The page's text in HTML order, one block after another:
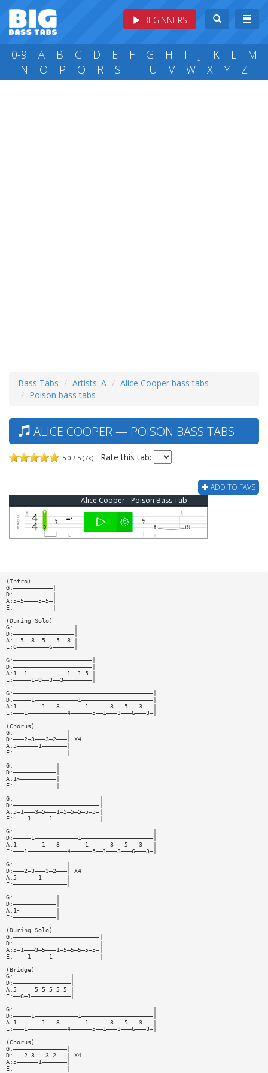
BEGINNERS
0-9 A B C D E F G H I J K L
M
N
O P Q R S T U V W X Y Z
Bass Tabs Artists: A
Alice Cooper bass tabs
Poison bass tabs
ALICE COOPER — POISON BASS TABS
5.0 / 5 (7x) Rate this tab:
ADD TO FAVS
Alice Cooper - Poison Bass Tab
(Intro)
G:———————————|
D:———————————|
A:5—5————5—5—|
E:———————————|
(During Solo)
G:—————————————————|
D:—————————————————|
A:——5——8——5———5——8—|
E:6—————————6——————|
G:——————————————————————|
D:——————————————————————|
A:1——1———————————1——1—5—|
E:—————1—0——3——3————————|
G:———————————————————————————————————————|
D:—————1————————————1————————————————————|
A:1———————1———3———————1——————3———5———3———|
E:———1———————————4——————5——1———3———6———3—|
(Chorus)
G:———————————————|
D:———2—3———3—2———| X4
A:5——————1———————|
E:———————————————|
G:————————————|
D:————————————|
A:1~——————————|
E:————————————|
G:————————————————————————|
D:————————————————————————|
A:5—1———3—5———1—5—5—5—5—5—|
E:————1—————1—————————————|
G:———————————————————————————————————————|
D:—————1————————————1————————————————————|
A:1———————1———3———————1——————3———5———3———|
E:———1———————————4——————5——1———3———6———3—|
G:———————————————|
D:———2—3———3—2———| X4
A:5——————1———————|
E:———————————————|
G:————————————|
D:————————————|
A:1~——————————|
E:————————————|
(During Solo)
G:————————————————————————|
D:————————————————————————|
A:5—1———3—5———1—5—5—5—5—5—|
E:————1—————1—————————————|
(Bridge)
G:————————————————|
D:————————————————|
A:5—————5—5—5—5—5—|
E:——6—1———————————|
G:———————————————————————————————————————|
D:—————1————————————1————————————————————|
A:1———————1———3———————1——————3———5———3———|
E:———1———————————4——————5——1———3———6———3—|
(Chorus)
G:———————————————|
D:———2—3———3—2———| X4
A:5——————1———————|
E:———————————————|